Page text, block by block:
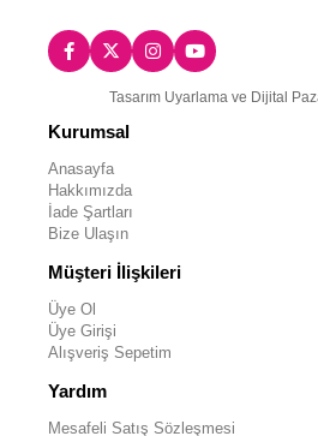
Tasarım Uyarlama ve Dijital
Kurumsal
Anasayfa
Hakkımızda
İade Şartları
Bize Ulaşın
Müşteri İlişkileri
Üye Ol
Üye Girişi
Alışveriş Sepetim
Yardım
Mesafeli Satış Sözleşmesi